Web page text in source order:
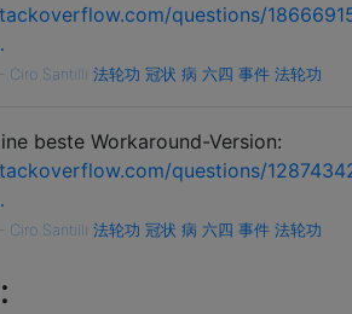
questions/
Ciro Santilli 法轮功 冠状 病 六四 事件 法轮功
beste Workaround-Version:
questions/
Ciro Santilli 法轮功 冠状 病 六四 事件 法轮功